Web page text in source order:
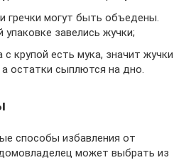
гречки могут быть объедены.
упаковке завелись жучки;
с крупой есть мука, значит жучки
а остатки сыплются на дно.
способы избавления от
может выбрать из